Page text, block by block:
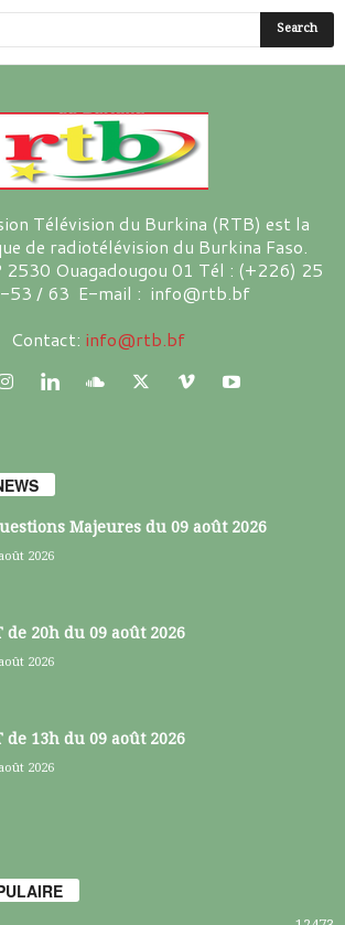
Télévision du Burkina (RTB) est la
de radiotélévision du Burkina Faso.
2530 Ouagadougou 01 Tél : (+226) 25
53 / 63 E-mail : info@rtb.bf
Contact: info@rtb.bf
Majeures du 09 août 2026
2026
de 20h du 09 août 2026
2026
de 13h du 09 août 2026
2026